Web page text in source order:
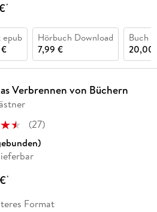
*
epub
Hörbuch Download
7,99 €
Buch
20,00
Verbrennen von Büchern
(27)
*
Format